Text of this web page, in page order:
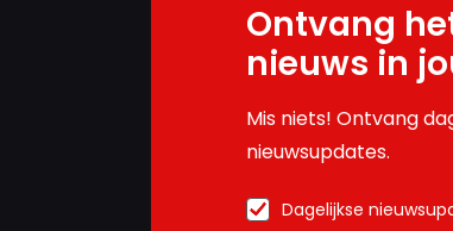
Ontvang
nieuws in
Mis niets! Ontvang
nieuwsupdates.
Dagelijkse